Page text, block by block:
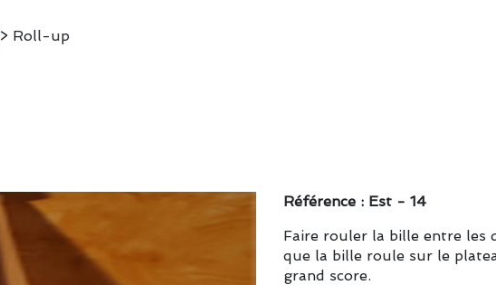
> Roll-up
Référence : Est - 14
Faire rouler la bille entre les
que la bille roule sur le
grand score.